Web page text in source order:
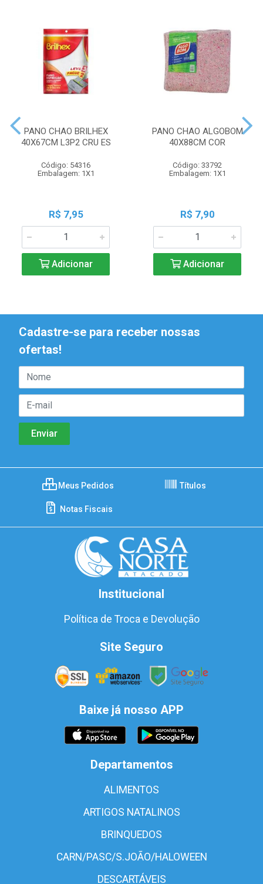
PANO CHAO BRILHEX
40X67CM L3P2 CRU ES
Código: 54316
Embalagem: 1X1
R$ 7,95
Adicionar
PANO CHAO ALGOBOM
40X88CM COR
Código: 33792
Embalagem: 1X1
R$ 7,90
Adicionar
Cadastre-se para receber nossas
ofertas!
Meus Pedidos Títulos
Notas Fiscais
Institucional
Política de Troca e Devolução
Site Seguro
Baixe já nosso APP
Departamentos
ALIMENTOS
ARTIGOS NATALINOS
BRINQUEDOS
CARN/PASC/S.JOÃO/HALOWEEN
DESCARTÁVEIS